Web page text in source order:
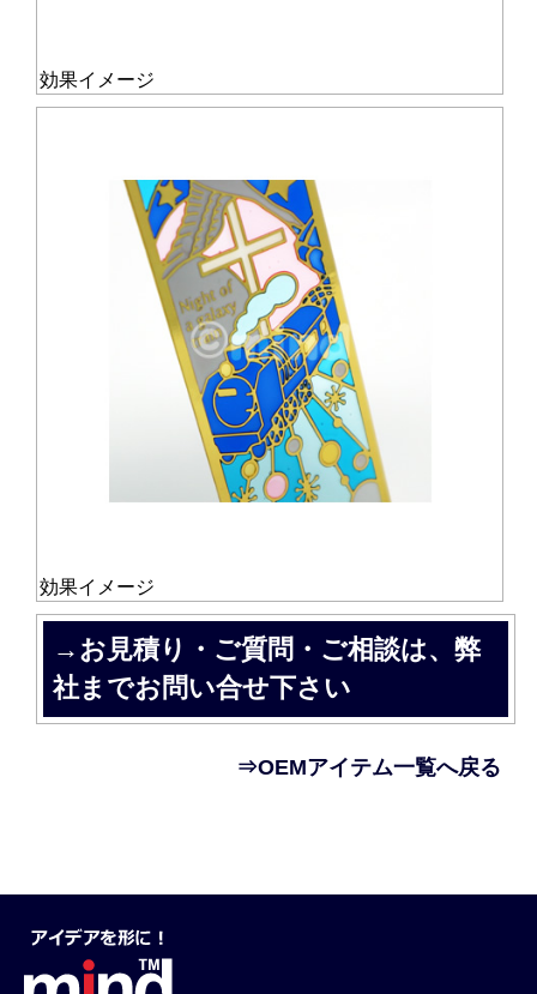
効果イメージ
効果イメージ
→お見積り・ご質問・ご相談は、弊
社までお問い合せ下さい
⇒OEMアイテム一覧へ戻る